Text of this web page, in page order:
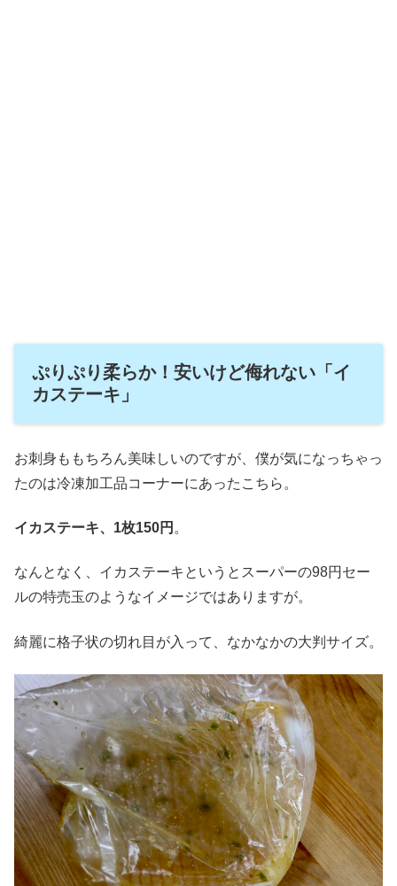
ぷりぷり柔らか！安いけど侮れない「イ
カステーキ」
お刺身ももちろん美味しいのですが、僕が気になっちゃっ
たのは冷凍加工品コーナーにあったこちら。
イカステーキ、1枚150円 。
なんとなく、イカステーキというとスーパーの98円セー
ルの特売玉のようなイメージではありますが。
綺麗に格子状の切れ目が入って、なかなかの大判サイズ。